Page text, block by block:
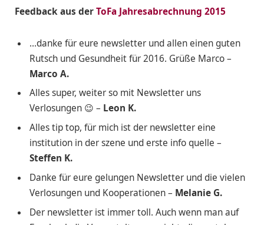
Feedback aus derToFa Jahresabrechnung 2015
…danke für eure newsletter und allen einen guten
Rutsch und Gesundheit für 2016. Grüße Marco –
Marco A.
Alles super, weiter so mit Newsletter uns
Verlosungen 😉 – Leon K.
Alles tip top, für mich ist der newsletter eine
institution in der szene und erste info quelle –
Steffen K.
Danke für eure gelungen Newsletter und die vielen
Verlosungen und Kooperationen – Melanie G.
Der newsletter ist immer toll. Auch wenn man auf